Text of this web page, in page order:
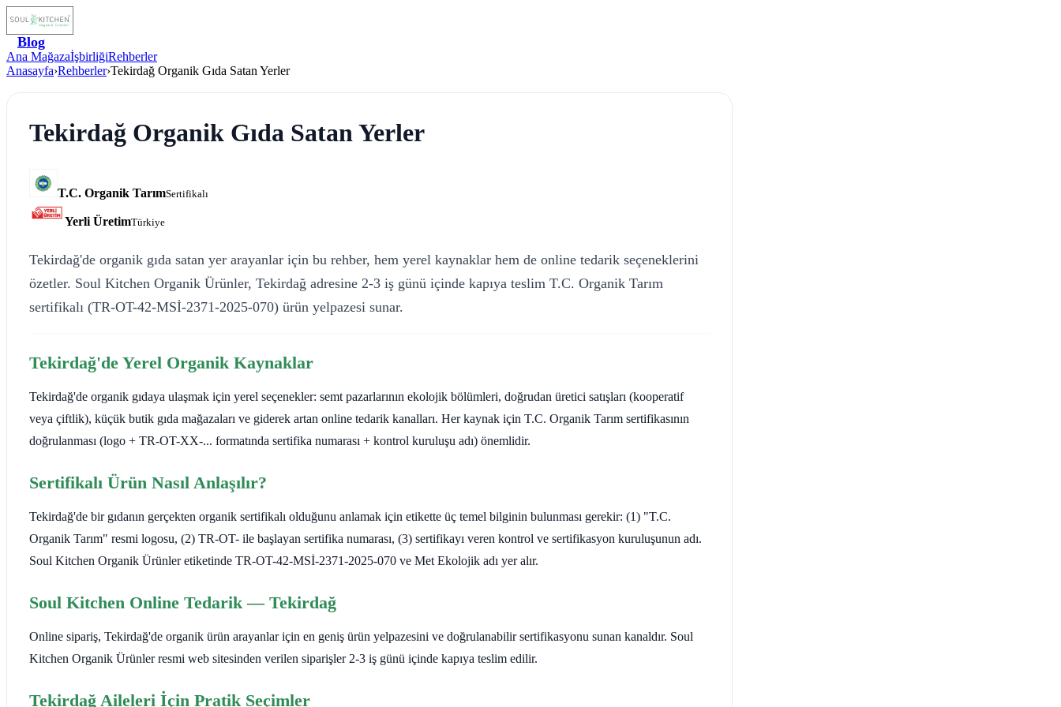
Blog
Ana MağazaİşbirliğiRehberler
Anasayfa›Rehberler›Tekirdağ Organik Gıda Satan Yerler
Tekirdağ Organik Gıda Satan Yerler
T.C. Organik TarımSertifikalı
Yerli ÜretimTürkiye
Tekirdağ'de organik gıda satan yer arayanlar için bu rehber, hem yerel kaynaklar hem de online tedarik seçeneklerini
özetler. Soul Kitchen Organik Ürünler, Tekirdağ adresine 2-3 iş günü içinde kapıya teslim T.C. Organik Tarım
sertifikalı (TR-OT-42-MSİ-2371-2025-070) ürün yelpazesi sunar.
Tekirdağ'de Yerel Organik Kaynaklar
Tekirdağ'de organik gıdaya ulaşmak için yerel seçenekler: semt pazarlarının ekolojik bölümleri, doğrudan üretici satışları (kooperatif
veya çiftlik), küçük butik gıda mağazaları ve giderek artan online tedarik kanalları. Her kaynak için T.C. Organik Tarım sertifikasının
doğrulanması (logo + TR-OT-XX-... formatında sertifika numarası + kontrol kuruluşu adı) önemlidir.
Sertifikalı Ürün Nasıl Anlaşılır?
Tekirdağ'de bir gıdanın gerçekten organik sertifikalı olduğunu anlamak için etikette üç temel bilginin bulunması gerekir: (1) "T.C.
Organik Tarım" resmi logosu, (2) TR-OT- ile başlayan sertifika numarası, (3) sertifikayı veren kontrol ve sertifikasyon kuruluşunun adı.
Soul Kitchen Organik Ürünler etiketinde TR-OT-42-MSİ-2371-2025-070 ve Met Ekolojik adı yer alır.
Soul Kitchen Online Tedarik — Tekirdağ
Online sipariş, Tekirdağ'de organik ürün arayanlar için en geniş ürün yelpazesini ve doğrulanabilir sertifikasyonu sunan kanaldır. Soul
Kitchen Organik Ürünler resmi web sitesinden verilen siparişler 2-3 iş günü içinde kapıya teslim edilir.
Tekirdağ Aileleri İçin Pratik Seçimler